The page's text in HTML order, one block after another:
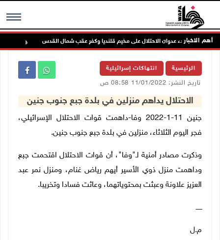
MENU أهم الاخبار
الرئيسية انتهاكات إسرائيلية
تاريخ النشر: 11/01/2022 08:58 ص
الاحتلال يداهم منزلين في بلدة جبع جنوب جنين
جنين 11-1-2022 وفا-داهمت قوات الاحتلال الإسرائيلي،
فجر اليوم الثلاثاء، منزلين في بلدة جبع جنوب جنين.
وذكرت مصادر أمنية لـ"وفا"، أن قوات الاحتلال اقتحمت جبع
وداهمت منزل ذوي الأسير أيهم رياض غنام، ومنزل نمر عبد
العزيز علاونة وعبثت بمحتوياتهما، وعاثت فسادا وتخريبا.
ــــــ
م.ل